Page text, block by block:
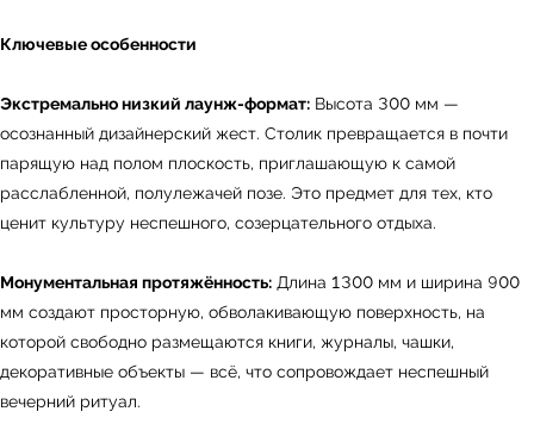
Ключевые особенности
Экстремально низкий лаунж-формат: Высота 300 мм —
осознанный дизайнерский жест. Столик превращается в почти
парящую над полом плоскость, приглашающую к самой
расслабленной, полулежачей позе. Это предмет для тех, кто
ценит культуру неспешного, созерцательного отдыха.
Монументальная протяжённость: Длина 1300 мм и ширина 900
мм создают просторную, обволакивающую поверхность, на
которой свободно размещаются книги, журналы, чашки,
декоративные объекты — всё, что сопровождает неспешный
вечерний ритуал.